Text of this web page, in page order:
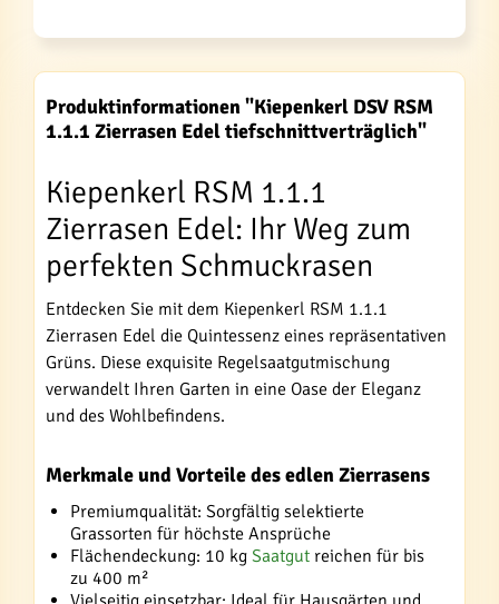
Produktinformationen "Kiepenkerl DSV RSM
1.1.1 Zierrasen Edel tiefschnittverträglich"
Kiepenkerl RSM 1.1.1
Zierrasen Edel: Ihr Weg zum
perfekten Schmuckrasen
Entdecken Sie mit dem Kiepenkerl RSM 1.1.1
Zierrasen Edel die Quintessenz eines repräsentativen
Grüns. Diese exquisite Regelsaatgutmischung
verwandelt Ihren Garten in eine Oase der Eleganz
und des Wohlbefindens.
Merkmale und Vorteile des edlen Zierrasens
Premiumqualität: Sorgfältig selektierte
Grassorten für höchste Ansprüche
Flächendeckung: 10 kg Saatgut reichen für bis
zu 400 m²